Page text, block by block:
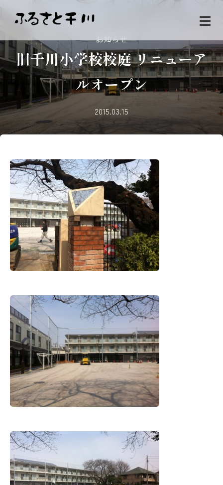
☰
お知らせ
旧千川小学校校庭 リニューア
ルオープン
2015.03.15